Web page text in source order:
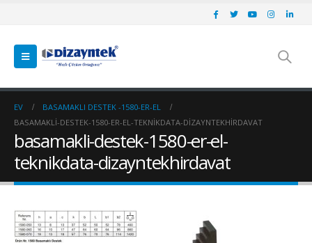
EV
BASAMAKLI DESTEK -1580-ER-EL
BASAMAKLI-DESTEK-1580-ER-EL-TEKNIKDATA-DIZAYNTEKHIRDAVAT
basamakli-destek-1580-er-el-
teknikdata-dizayntekhirdavat